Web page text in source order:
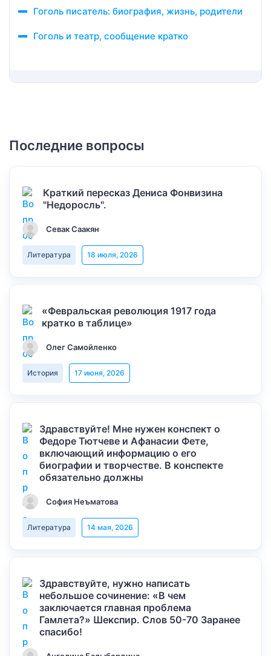
Гоголь писатель: биография, жизнь, родители
Гоголь и театр, сообщение кратко
Последние вопросы
Краткий пересказ Дениса Фонвизина
"Недоросль".
Севак Саакян
Литература 18 июля, 2026
«Февральская революция 1917 года
кратко в таблице»
Олег Самойленко
История 17 июня, 2026
Здравствуйте! Мне нужен конспект о
Федоре Тютчеве и Афанасии Фете,
включающий информацию о его
биографии и творчестве. В конспекте
обязательно должны
София Неъматова
Литература 14 мая, 2026
Здравствуйте, нужно написать
небольшое сочинение: «В чем
заключается главная проблема
Гамлета?» Шекспир. Слов 50-70 Заранее
спасибо!